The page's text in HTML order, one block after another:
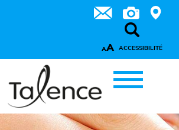
AA ACCESSIBILITÉ